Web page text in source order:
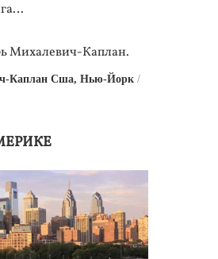
Михалевич-Каплан.
Каплан Сша, Нью-Йорк